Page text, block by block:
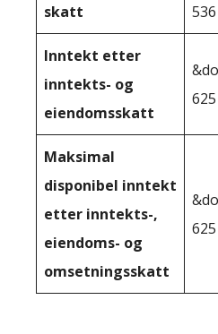
skatt
536
Inntekt etter
inntekts- og
eiendomsskatt
625
Maksimal
disponibel inntekt
etter inntekts-,
eiendoms- og
omsetningsskatt
625